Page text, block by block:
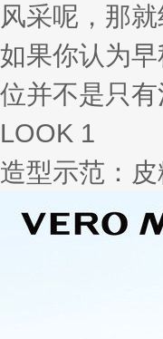
风采呢，那
如果你认为
位并不是只
LOOK 1
造型示范：